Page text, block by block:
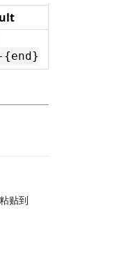
贴到